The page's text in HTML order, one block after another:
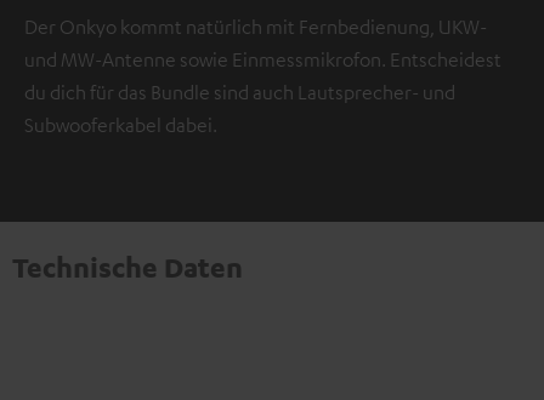
Der Onkyo kommt natürlich mit Fernbedienung, UKW-
und MW-Antenne sowie Einmessmikrofon. Entscheidest
du dich für das Bundle sind auch Lautsprecher- und
Subwooferkabel dabei.
Technische Daten